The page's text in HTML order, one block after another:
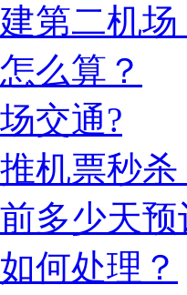
第二机
么算？
交通?
机票秒
多少天
何处理？